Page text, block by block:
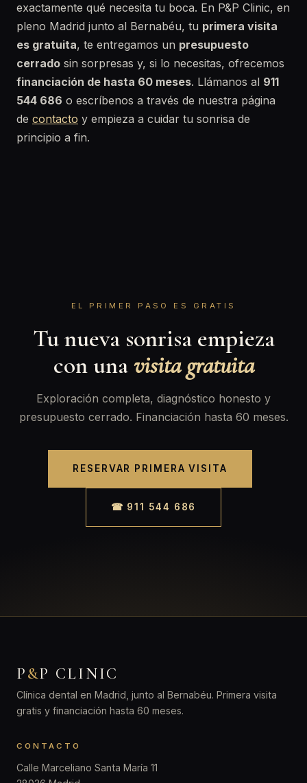
exactamente qué necesita tu boca. En P&P Clinic, en
pleno Madrid junto al Bernabéu, tu primera visita
es gratuita, te entregamos un presupuesto
cerrado sin sorpresas y, si lo necesitas, ofrecemos
financiación de hasta 60 meses. Llámanos al 911
544 686 o escríbenos a través de nuestra página
de contacto y empieza a cuidar tu sonrisa de
principio a fin.
EL PRIMER PASO ES GRATIS
Tu nueva sonrisa empieza
con unavisita gratuita
Exploración completa, diagnóstico honesto y
presupuesto cerrado. Financiación hasta 60 meses.
RESERVAR PRIMERA VISITA
☎ 911 544 686
P&P CLINIC
Clínica dental en Madrid, junto al Bernabéu. Primera visita
gratis y financiación hasta 60 meses.
CONTACTO
Calle Marceliano Santa María 11